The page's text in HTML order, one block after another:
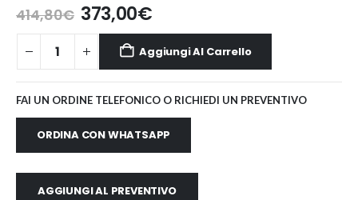
414,80€ Il
prezzo
originale
era:
414,80€.
373,00€Il
prezzo
attuale
è:
373,00€.
Aggiungi Al Carrello
FAI UN ORDINE TELEFONICO O RICHIEDI UN PREVENTIVO
ORDINA CON WHATSAPP
AGGIUNGI AL PREVENTIVO